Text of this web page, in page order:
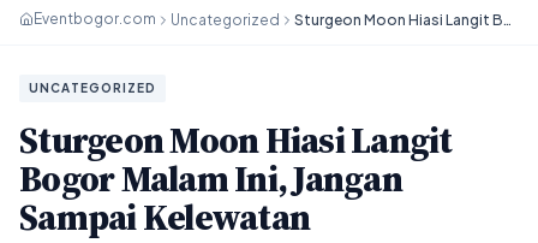
Eventbogor.com Uncategorized Sturgeon Moon Hiasi Langit Bogor Malam Ini, Jangan Sampai Kelewatan
UNCATEGORIZED
Sturgeon Moon Hiasi Langit
Bogor Malam Ini, Jangan
Sampai Kelewatan